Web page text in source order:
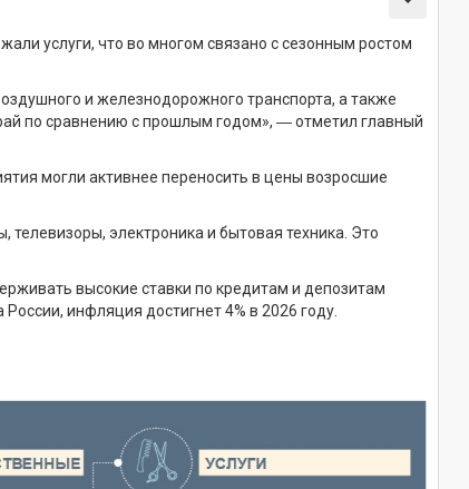
услуги, что во многом связано с сезонным ростом
и железнодорожного транспорта, а также
по сравнению с прошлым годом», ― отметил главный
могли активнее переносить в цены возросшие
электроника и бытовая техника. Это
высокие ставки по кредитам и депозитам
инфляция достигнет 4% в 2026 году.